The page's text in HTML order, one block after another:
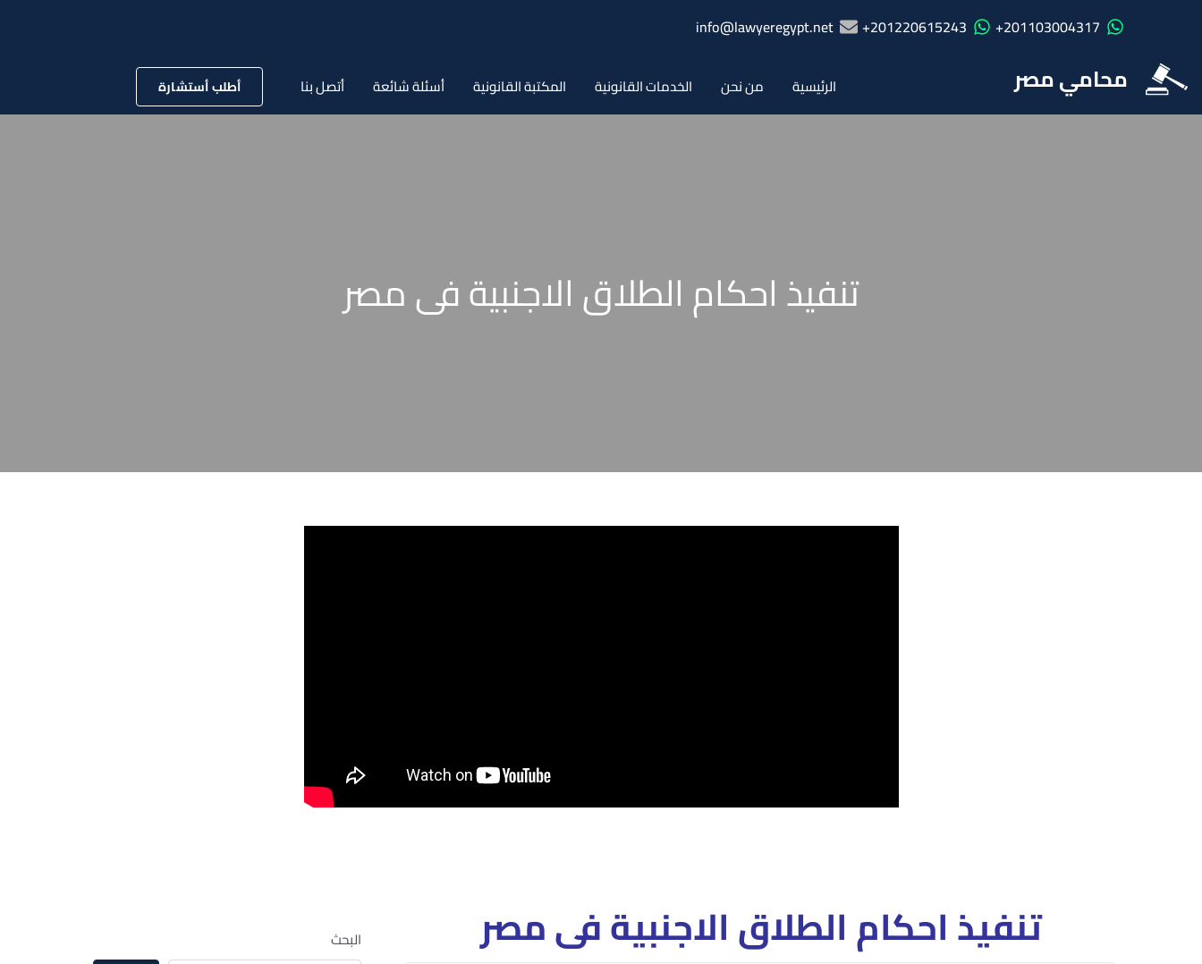
201103004317+
201220615243+
info@lawyeregypt.net
محامي مصر الرئيسية من نحن الخدمات القانونية المكتبة القانونية أسئلة شائعة أتصل بنا أطلب أستشارة
تنفيذ احكام الطلاق الاجنبية فى مصر
تنفيذ احكام الطلاق الاجنبية فى مصر البحث